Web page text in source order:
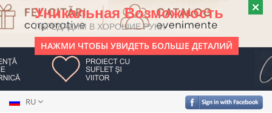
Уникальная Возможность
ПЕРЕДАДИМ В ХОРОШИЕ РУКИ
НАЖМИ ЧТОБЫ УВИДЕТЬ БОЛЬШЕ ДЕТАЛИЙ
RU